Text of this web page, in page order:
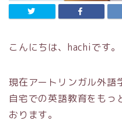
こんにちは、hachiです。
現在アートリンガル外語
自宅での英語教育をもっ
おります。